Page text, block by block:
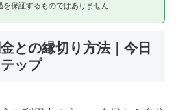
保証するものではありません
との縁切り方法｜今日
ップ